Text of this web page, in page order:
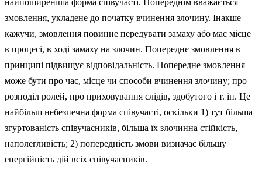
найпоширеніша форма співучасті. Попереднім вважається
змовлення, укладене до початку вчинення злочину. Інакше
кажучи, змовлення повинне передувати замаху або має місце
в процесі, в ході замаху на злочин. Попереднє змовлення в
принципі підвищує відповідальність. Попередне змовлення
може бути про час, місце чи способи вчинення злочину; про
розподіл ролей, про приховування слідів, здобутого і т. ін. Це
найбільш небезпечна форма співучасті, оскільки 1) тут більша
згуртованість співучасників, більша їх зло­чинна стійкість,
наполегливість; 2) попередність змови визначає більшу
енергійність дій всіх співучасників.